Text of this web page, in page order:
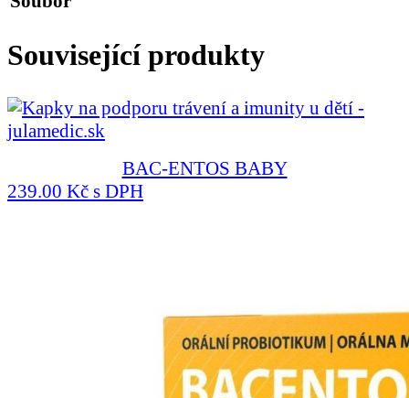
Související produkty
BAC-ENTOS BABY
239.00 Kč s DPH